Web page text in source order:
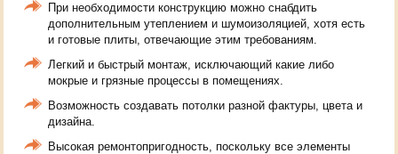
При необходимости конструкцию можно снабдить
дополнительным утеплением и шумоизоляцией, хотя есть
и готовые плиты, отвечающие этим требованиям.
Легкий и быстрый монтаж, исключающий какие либо
мокрые и грязные процессы в помещениях.
Возможность создавать потолки разной фактуры, цвета и
дизайна.
Высокая ремонтопригодность, поскольку все элементы